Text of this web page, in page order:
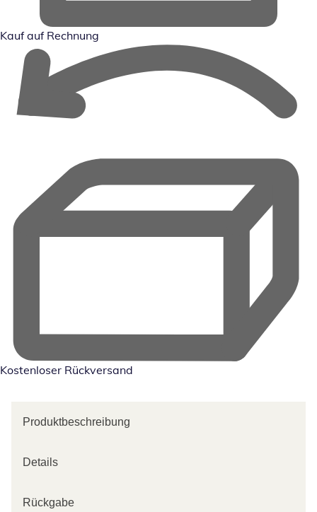
Kauf auf Rechnung
Kostenloser Rückversand
Produktbeschreibung
Details
Rückgabe